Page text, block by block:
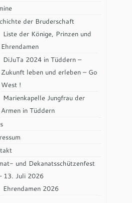
der Bruderschaft
Liste der Könige, Prinzen und
Ehrendamen
DiJuTa 2024 in Tüddern –
Zukunft leben und erleben – Go
West !
Marienkapelle Jungfrau der
Armen in Tüddern
und Dekanatsschützenfest
13. Juli 2026
Ehrendamen 2026